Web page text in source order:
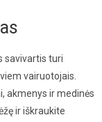
savivartis turi
vairuotojais.
akmenys ir medinės
ir iškraukite